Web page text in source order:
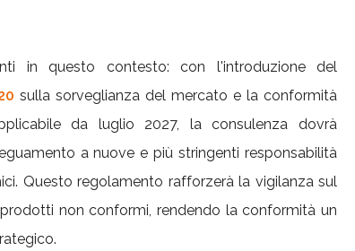
in questo contesto: con l'introduzione del
sulla sorveglianza del mercato e la conformità
da luglio 2027, la consulenza dovrà
a nuove e più stringenti responsabilità
Questo regolamento rafforzerà la vigilanza sul
non conformi, rendendo la conformità un